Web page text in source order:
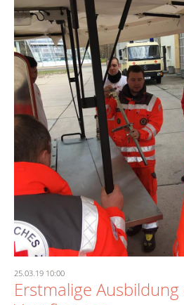
25.03.19 10:00
Erstmalige Ausbildung